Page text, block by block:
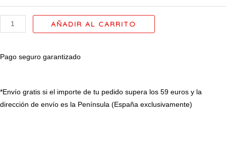
cantidad
AÑADIR AL CARRITO
Pago seguro garantizado
*Envío gratis si el importe de tu pedido supera los 59 euros y la
dirección de envío es la Península (España exclusivamente)